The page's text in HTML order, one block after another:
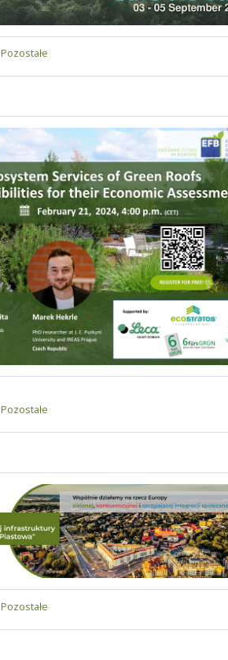
Pozostałe
Pozostałe
Pozostałe